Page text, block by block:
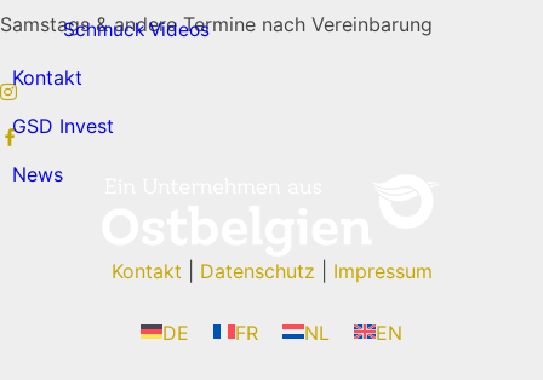
Schmuck Videos
Kontakt
GSD Invest
News
Samstags & andere Termine nach Vereinbarung
DE FR NL EN
Kontakt Datenschutz Impressum